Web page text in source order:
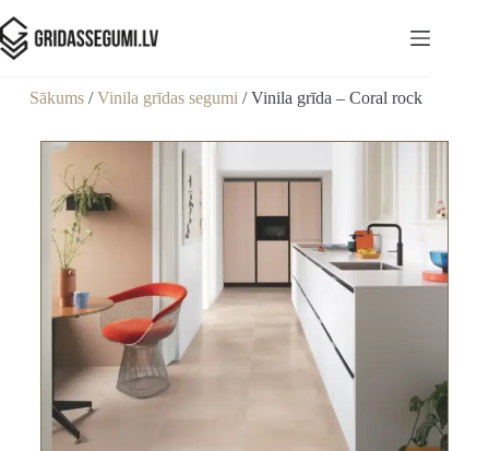
Sākums/Vinila grīdas segumi / Vinila grīda – Coral rock